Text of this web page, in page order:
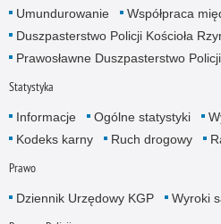
Umundurowanie
Współpraca
Duszpasterstwo Policji Kościoła
Prawosławne Duszpasterstwo Policji
Statystyka
Informacje Ogólne statystyki
Kodeks karny
Ruch drogowy
Prawo
Dziennik Urzędowy KGP Wyroki